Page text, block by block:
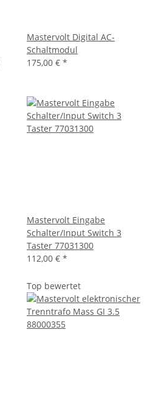
Mastervolt Digital AC-
Schaltmodul
175,00 € *
Mastervolt Eingabe
Schalter/Input Switch 3
Taster 77031300
112,00 € *
Top bewertet